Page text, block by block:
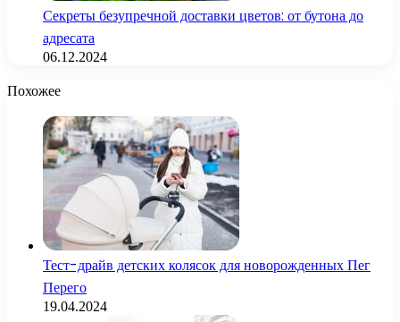
Секреты безупречной доставки цветов: от бутона до
адресата
06.12.2024
Похожее
Тест-драйв детских колясок для новорожденных Пег
Перего
19.04.2024